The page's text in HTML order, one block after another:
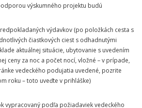
výskumného projektu budú
výdavkov (po položkách cesta s
čiastkových ciest s odhadnutými
aktuálnej situácie, ubytovanie s uvedením
ceny za noc a počet nocí, vložné – v prípade,
vedeckého podujatia uvedené, pozrite
roku – toto uveďte v prihláške)
vypracovaný podľa požiadaviek vedeckého